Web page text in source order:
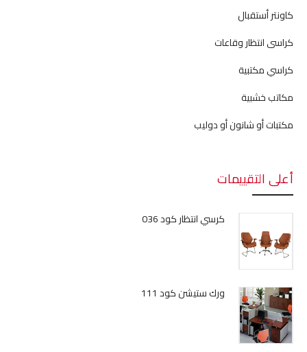
كاونتر أستقبال
كراسى انتظار وقاعات
كراسي مكتبية
مكاتب خشبية
مكتبات أو شانون أو دوليب
أعلى التقييمات
كرسي انتظار كود 036
ورك ستيشن كود 111